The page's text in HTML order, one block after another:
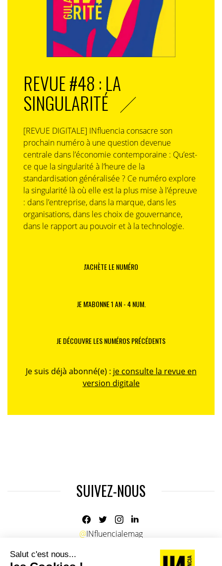
REVUE #48 : LA
SINGULARITÉ
[REVUE DIGITALE] INfluencia consacre son
prochain numéro à une question devenue
centrale dans l’économie contemporaine : Qu’est-
ce que la singularité à l’heure de la
standardisation généralisée ? Ce numéro explore
la singularité là où elle est la plus mise à l’épreuve
: dans l’entreprise, dans la marque, dans les
organisations, dans les choix de gouvernance,
dans le rapport au pouvoir et à la technologie.
J'ACHÈTE LE NUMÉRO
JE M'ABONNE 1 AN - 4 NUM.
JE DÉCOUVRE LES NUMÉROS PRÉCÉDENTS
Je suis déjà abonné(e) : je consulte la revue en
version digitale
SUIVEZ-NOUS
@INfluencialemag